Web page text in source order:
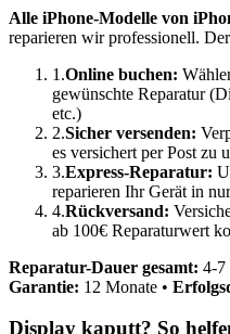
Alle iPhone-Modelle von
reparieren wir professionell.
1.Online buchen:
gewünschte Reparatur
etc.)
2.Sicher versenden:
es versichert per Post zu
3.Express-Reparatur:
reparieren Ihr Gerät in
4.Rückversand:
ab 100€ Reparaturwert
Reparatur-Dauer gesamt: 4-7
Garantie: 12 Monate •
Display kaputt? So